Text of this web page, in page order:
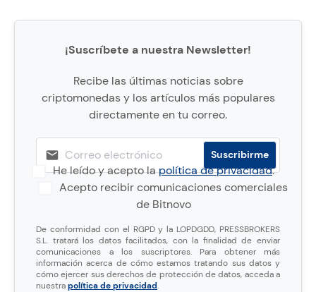
¡Suscríbete a nuestra Newsletter!
Recibe las últimas noticias sobre
criptomonedas y los artículos más populares
directamente en tu correo.
He leído y acepto lapolítica de privacidad.
Acepto recibir comunicaciones comerciales
de Bitnovo
De conformidad con el RGPD y la LOPDGDD, PRESSBROKERS
S.L. tratará los datos facilitados, con la finalidad de enviar
comunicaciones a los suscriptores. Para obtener más
información acerca de cómo estamos tratando sus datos y
cómo ejercer sus derechos de protección de datos, acceda a
nuestrapolítica de privacidad.